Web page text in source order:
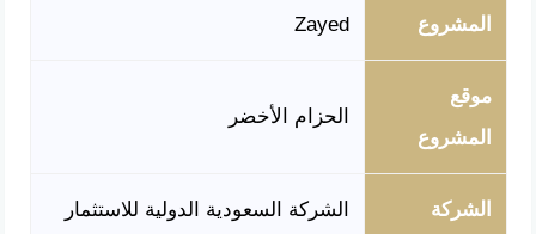
المشروع
Zayed
موقع
المشروع
الحزام الأخضر
الشركة
الشركة السعودية الدولية للاستثمار